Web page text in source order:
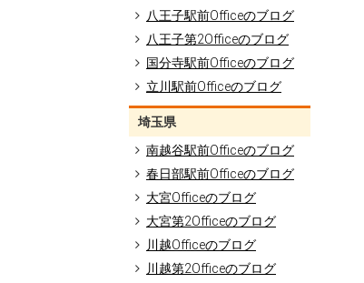
八王子駅前Officeのブログ
八王子第2Officeのブログ
国分寺駅前Officeのブログ
立川駅前Officeのブログ
埼玉県
南越谷駅前Officeのブログ
春日部駅前Officeのブログ
大宮Officeのブログ
大宮第2Officeのブログ
川越Officeのブログ
川越第2Officeのブログ